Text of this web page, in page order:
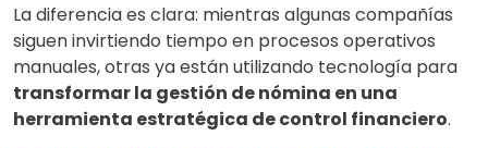
La diferencia es clara: mientras algunas compañías
siguen invirtiendo tiempo en procesos operativos
manuales, otras ya están utilizando tecnología para
transformar la gestión de nómina en una
herramienta estratégica de control financiero.